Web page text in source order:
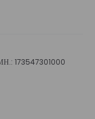
173547301000